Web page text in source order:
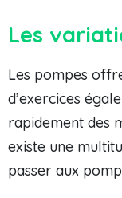
Les
Les pompes
d’exercices
rapidement des
existe une
passer aux